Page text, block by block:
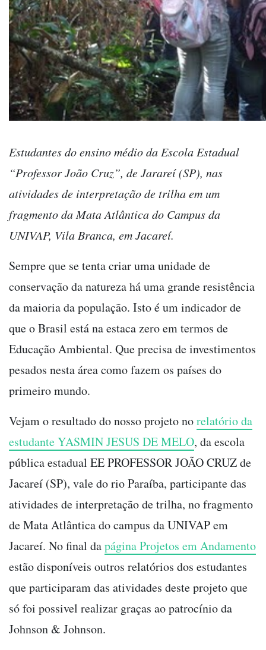
Estudantes do ensino médio da Escola Estadual
“Professor João Cruz”, de Jarareí (SP), nas
atividades de interpretação de trilha em um
fragmento da Mata Atlântica do Campus da
UNIVAP, Vila Branca, em Jacareí.
Sempre que se tenta criar uma unidade de
conservação da natureza há uma grande resistência
da maioria da população. Isto é um indicador de
que o Brasil está na estaca zero em termos de
Educação Ambiental. Que precisa de investimentos
pesados nesta área como fazem os países do
primeiro mundo.
Vejam o resultado do nosso projeto norelatório da
estudante YASMIN JESUS DE MELO, da escola
pública estadual EE PROFESSOR JOÃO CRUZ de
Jacareí (SP), vale do rio Paraíba, participante das
atividades de interpretação de trilha, no fragmento
de Mata Atlântica do campus da UNIVAP em
Jacareí. No final dapágina Projetos em Andamento
estão disponíveis outros relatórios dos estudantes
que participaram das atividades deste projeto que
só foi possivel realizar graças ao patrocínio da
Johnson & Johnson.